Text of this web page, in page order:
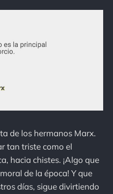
de los hermanos Marx.
tan triste como el
hacia chistes. ¡Algo que
de la época! Y que
días, sigue divirtiendo